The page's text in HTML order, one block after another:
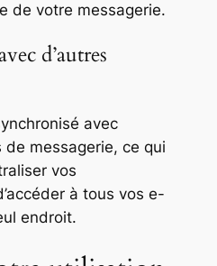
de votre messagerie.
d’autres
avec
de messagerie, ce qui
vos
à tous vos e-
endroit.